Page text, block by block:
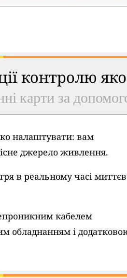
контролю
карти за
налаштувати: вам
джерело живлення.
в реальному часі
кабелем
обладнанням і